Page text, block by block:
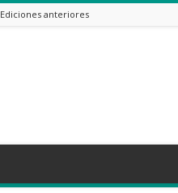
Ediciones anteriores